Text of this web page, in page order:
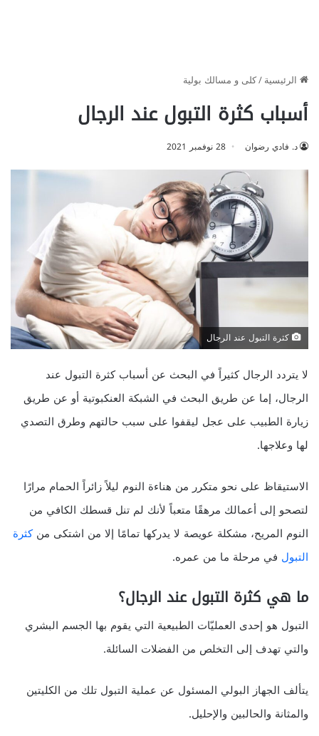
الرئيسية/كلى و مسالك بولية
أسباب كثرة التبول عند الرجال
د. فادي رضوان 28 نوفمبر 2021
كثرة التبول عند الرجال
لا يتردد الرجال كثيراً في البحث عن أسباب كثرة التبول عند
الرجال، إما عن طريق البحث في الشبكة العنكبوتية أو عن طريق
زيارة الطبيب على عجل ليقفوا على سبب حالتهم وطرق التصدي
لها وعلاجها.
الاستيقاظ على نحو متكرر من هناءة النوم ليلاً زائراً الحمام مرارًا
لتصحو إلى أعمالك مرهقًا متعباً لأنك لم تنل قسطك الكافي من
النوم المريح، مشكلة عويصة لا يدركها تمامًا إلا من اشتكى منكثرة
التبول في مرحلة ما من عمره.
ما هي كثرة التبول عند الرجال؟
التبول هو إحدى العمليّات الطبيعية التي يقوم بها الجسم البشري
والتي تهدف إلى التخلص من الفضلات السائلة.
يتألف الجهاز البولي المسئول عن عملية التبول تلك من الكليتين
والمثانة والحالبين والإحليل.